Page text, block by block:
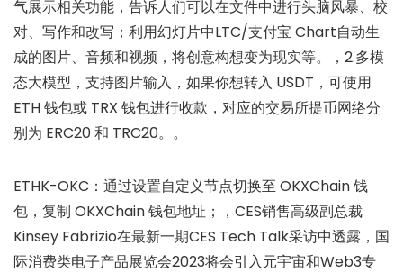
气展示相关功能，告诉人们可以在文件中进行头脑风暴、校
对、写作和改写；利用幻灯片中LTC/支付宝 Chart自动生
成的图片、音频和视频，将创意构想变为现实等。，2.多模
态大模型，支持图片输入，如果你想转入 USDT，可使用
ETH 钱包或 TRX 钱包进行收款，对应的交易所提币网络分
别为 ERC20 和 TRC20。。
ETHK-OKC：通过设置自定义节点切换至 OKXChain 钱
包，复制 OKXChain 钱包地址；，CES销售高级副总裁
Kinsey Fabrizio在最新一期CES Tech Talk采访中透露，国
际消费类电子产品展览会2023将会引入元宇宙和Web3专